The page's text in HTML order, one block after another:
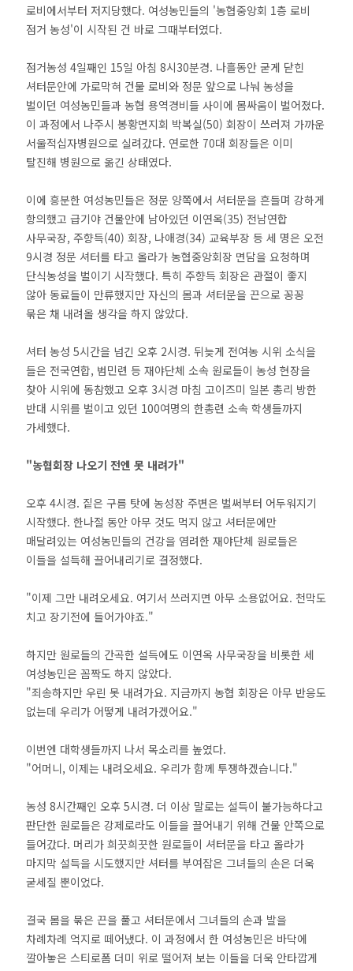
로비에서부터 저지당했다. 여성농민들의 '농협중앙회 1층 로비
점거 농성'이 시작된 건 바로 그때부터였다.
점거농성 4일째인 15일 아침 8시30분경. 나흘동안 굳게 닫힌
셔터문안에 가로막혀 건물 로비와 정문 앞으로 나눠 농성을
벌이던 여성농민들과 농협 용역경비들 사이에 몸싸움이 벌어졌다.
이 과정에서 나주시 봉황면지회 박복실(50) 회장이 쓰러져 가까운
서울적십자병원으로 실려갔다. 연로한 70대 회장들은 이미
탈진해 병원으로 옮긴 상태였다.
이에 흥분한 여성농민들은 정문 양쪽에서 셔터문을 흔들며 강하게
항의했고 급기야 건물안에 남아있던 이연옥(35) 전남연합
사무국장, 주향득(40) 회장, 나애경(34) 교육부장 등 세 명은 오전
9시경 정문 셔터를 타고 올라가 농협중앙회장 면담을 요청하며
단식농성을 벌이기 시작했다. 특히 주향득 회장은 관절이 좋지
않아 동료들이 만류했지만 자신의 몸과 셔터문을 끈으로 꽁꽁
묶은 채 내려올 생각을 하지 않았다.
셔터 농성 5시간을 넘긴 오후 2시경. 뒤늦게 전여농 시위 소식을
들은 전국연합, 범민련 등 재야단체 소속 원로들이 농성 현장을
찾아 시위에 동참했고 오후 3시경 마침 고이즈미 일본 총리 방한
반대 시위를 벌이고 있던 100여명의 한총련 소속 학생들까지
가세했다.
"농협회장 나오기 전엔 못 내려가"
오후 4시경. 짙은 구름 탓에 농성장 주변은 벌써부터 어두워지기
시작했다. 한나절 동안 아무 것도 먹지 않고 셔터문에만
매달려있는 여성농민들의 건강을 염려한 재야단체 원로들은
이들을 설득해 끌어내리기로 결정했다.
"이제 그만 내려오세요. 여기서 쓰러지면 아무 소용없어요. 천막도
치고 장기전에 들어가야죠."
하지만 원로들의 간곡한 설득에도 이연옥 사무국장을 비롯한 세
여성농민은 꼼짝도 하지 않았다.
"죄송하지만 우린 못 내려가요. 지금까지 농협 회장은 아무 반응도
없는데 우리가 어떻게 내려가겠어요."
이번엔 대학생들까지 나서 목소리를 높였다.
"어머니, 이제는 내려오세요. 우리가 함께 투쟁하겠습니다."
농성 8시간째인 오후 5시경. 더 이상 말로는 설득이 불가능하다고
판단한 원로들은 강제로라도 이들을 끌어내기 위해 건물 안쪽으로
들어갔다. 머리가 희끗희끗한 원로들이 셔터문을 타고 올라가
마지막 설득을 시도했지만 셔터를 부여잡은 그녀들의 손은 더욱
굳세질 뿐이었다.
결국 몸을 묶은 끈을 풀고 셔터문에서 그녀들의 손과 발을
차례차례 억지로 떼어냈다. 이 과정에서 한 여성농민은 바닥에
깔아놓은 스티로폼 더미 위로 떨어져 보는 이들을 더욱 안타깝게